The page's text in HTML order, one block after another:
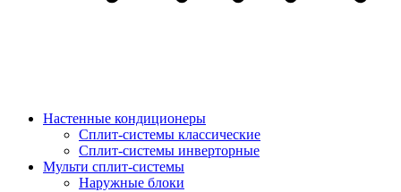
Настенные кондиционеры
Сплит-системы классические
Сплит-системы инверторные
Мульти сплит-системы
Наружные блоки